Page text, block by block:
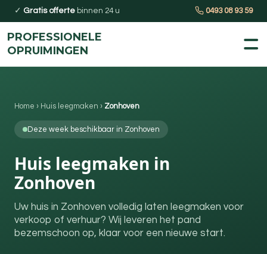
✓ Gratis offerte binnen 24 u 0493 08 93 59
PROFESSIONELE
OPRUIMINGEN
Home › Huis leegmaken › Zonhoven
Deze week beschikbaar in Zonhoven
Huis leegmaken in
Zonhoven
Uw huis in Zonhoven volledig laten leegmaken voor
verkoop of verhuur? Wij leveren het pand
bezemschoon op, klaar voor een nieuwe start.